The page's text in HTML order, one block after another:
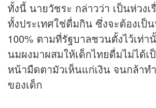
ทั้งนี้ นายวัชระ กล่าวว่า เป็นห่วงเ
ทั้งประเทศใช่ดื่มกิน ซึ่งจะต้องเป็
100% ตามที่รัฐบาลชวนตั้งไว้เท่า
นมผงมาผสมให้เด็กไทยดื่มไม่ได้
หน้ามืดตามัวเห็นแก่เงิน จนกล้าท
ของเด็ก